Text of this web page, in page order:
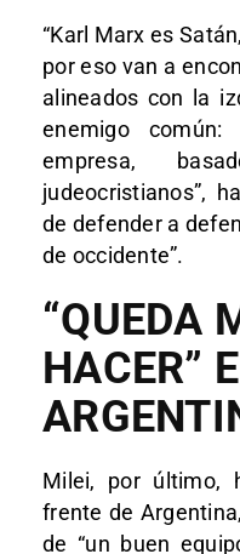
“Karl Marx es
por eso van a
alineados con la
enemigo
empresa,
judeocristianos”,
de defender a
de occidente”.
“QUEDA
HACER”
Milei, por último,
frente de
de “un buen